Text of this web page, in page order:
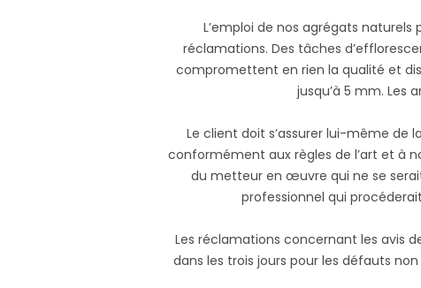
L’emploi de nos agrégats
réclamations. Des tâches
compromettent en rien la qualité et
jusqu’à 5 mm. Les
Le client doit s’assurer lui-même de
conformément aux règles de l’art et à
du metteur en œuvre qui ne se
professionnel qui
Les réclamations concernant les avis
dans les trois jours pour les défauts